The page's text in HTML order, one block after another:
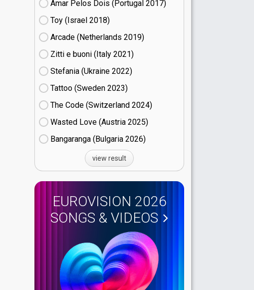
Amar Pelos Dois (Portugal
17)
Toy (Israel
18)
Arcade (Netherlands
19)
Zitti e buoni​ (Italy
21)
Stefania (Ukraine
22)
Tattoo (Sweden
23)
The Code (Switzerland
24)
Wasted Love (Austria
25)
Bangaranga (Bulgaria
26)
view result
EUROVISION 2026
SONGS & VIDEOS